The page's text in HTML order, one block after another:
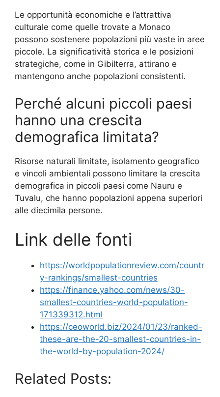
Le opportunità economiche e l’attrattiva
culturale come quelle trovate a Monaco
possono sostenere popolazioni più vaste in aree
piccole. La significatività storica e le posizioni
strategiche, come in Gibilterra, attirano e
mantengono anche popolazioni consistenti.
Perché alcuni piccoli paesi
hanno una crescita
demografica limitata?
Risorse naturali limitate, isolamento geografico
e vincoli ambientali possono limitare la crescita
demografica in piccoli paesi come Nauru e
Tuvalu, che hanno popolazioni appena superiori
alle diecimila persone.
Link delle fonti
https://worldpopulationreview.com/countr
y-rankings/smallest-countries
https://finance.yahoo.com/news/30-
smallest-countries-world-population-
171339312.html
https://ceoworld.biz/2024/01/23/ranked-
these-are-the-20-smallest-countries-in-
the-world-by-population-2024/
Related Posts: